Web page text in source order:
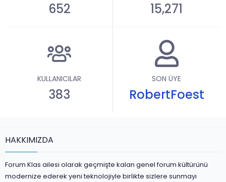
652 15,271
KULLANICILAR
383
SON ÜYE
RobertFoest
HAKKIMIZDA
Forum Klas ailesi olarak geçmişte kalan genel forum kültürünü
modernize ederek yeni teknolojiyle birlikte sizlere sunmayı